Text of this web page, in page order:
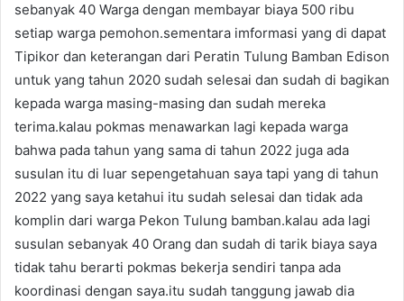
sebanyak 40 Warga dengan membayar biaya 500 ribu
setiap warga pemohon.sementara imformasi yang di dapat
Tipikor dan keterangan dari Peratin Tulung Bamban Edison
untuk yang tahun 2020 sudah selesai dan sudah di bagikan
kepada warga masing-masing dan sudah mereka
terima.kalau pokmas menawarkan lagi kepada warga
bahwa pada tahun yang sama di tahun 2022 juga ada
susulan itu di luar sepengetahuan saya tapi yang di tahun
2022 yang saya ketahui itu sudah selesai dan tidak ada
komplin dari warga Pekon Tulung bamban.kalau ada lagi
susulan sebanyak 40 Orang dan sudah di tarik biaya saya
tidak tahu berarti pokmas bekerja sendiri tanpa ada
koordinasi dengan saya.itu sudah tanggung jawab dia